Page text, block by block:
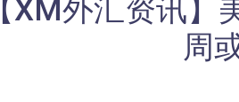
【XM外汇资讯
周